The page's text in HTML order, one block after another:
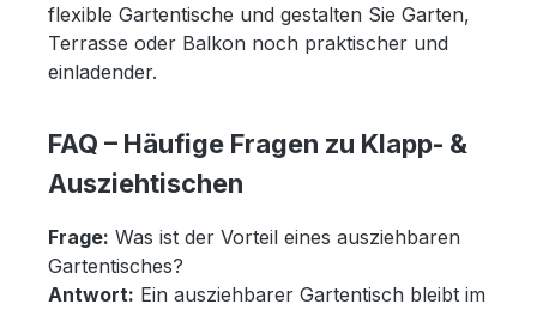
flexible Gartentische und gestalten Sie Garten,
Terrasse oder Balkon noch praktischer und
einladender.
FAQ – Häufige Fragen zu Klapp- &
Ausziehtischen
Frage: Was ist der Vorteil eines ausziehbaren
Gartentisches?
Antwort: Ein ausziehbarer Gartentisch bleibt im